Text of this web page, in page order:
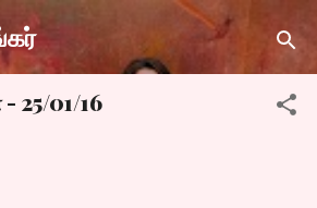
Skip to main content
25/01/16